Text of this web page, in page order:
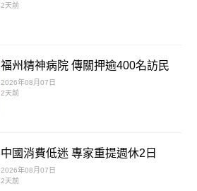
2天前
福州精神病院 傳關押逾400名訪民
2026年08月07日
2天前
中國消費低迷 專家重提週休2日
2026年08月07日
2天前